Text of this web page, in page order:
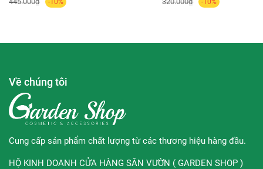
chất tự nhiên giúp cân bằng độ pH cho da, giảm viêm
- Kết cấu mỏng nhẹ, tạo cảm giác sảng khoái khi sử dụng.
∞ Loại da phù hợp:
da dầu mụn.
∞Hướng dẫn sử dụng:Sau khi làm sạch da, lấy một
lượng tinh chất vừa đủ thoa lên toàn bộ khuôn mặt. Vỗ
nhẹ để dưỡng chất được hấp thụ tối đa.
Về chúng tôi
Cung cấp sản phẩm chất lượng từ các thương hiệu hàng đầu.
HỘ KINH DOANH CỬA HÀNG SÂN VƯỜN ( GARDEN SHOP )